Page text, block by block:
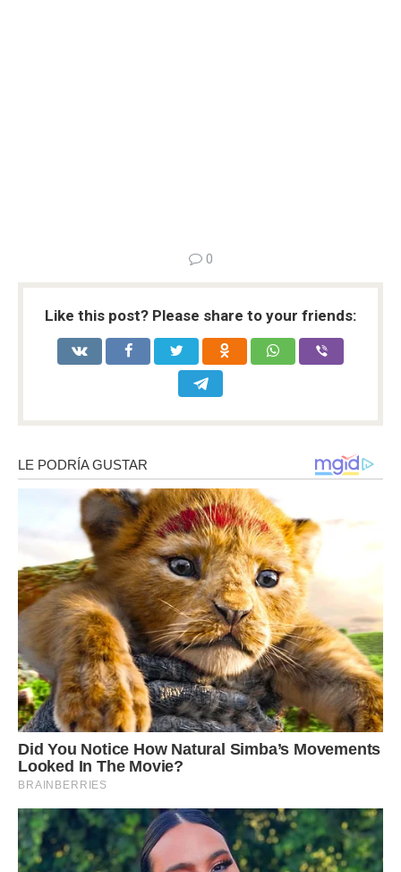
0
Like this post? Please share to your friends: